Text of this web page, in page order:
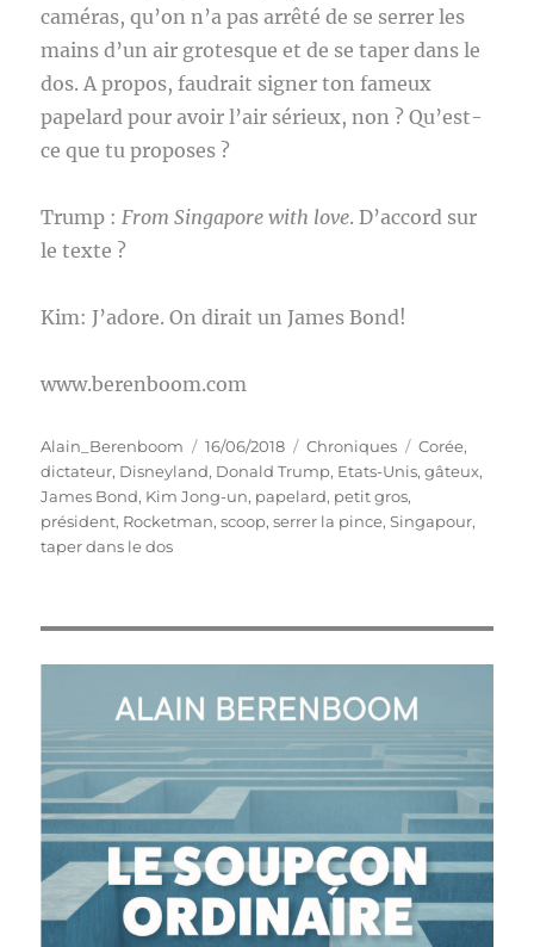
caméras, qu’on n’a pas arrêté de se serrer les
mains d’un air grotesque et de se taper dans le
dos. A propos, faudrait signer ton fameux
papelard pour avoir l’air sérieux, non ? Qu’est-
ce que tu proposes ?
Trump :From Singapore with love. D’accord sur
le texte ?
Kim: J’adore. On dirait un James Bond!
www.berenboom.com
Auteur
Alain_Berenboom
Publié
le
16/06/2018 Catégories
Chroniques Étiquettes
Corée,
dictateur, Disneyland, Donald Trump, Etats-Unis,gâteux,
James Bond, Kim Jong-un, papelard, petit gros,
président, Rocketman,scoop,serrer la pince,Singapour,
taper dans le dos